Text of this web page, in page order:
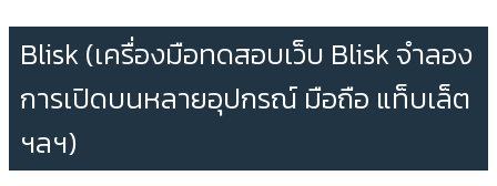
Blisk (เครื่องมือทดสอบเว็บ Blisk จำลอง
การเปิดบนหลายอุปกรณ์ มือถือ แท็บเล็ต
ฯลฯ)